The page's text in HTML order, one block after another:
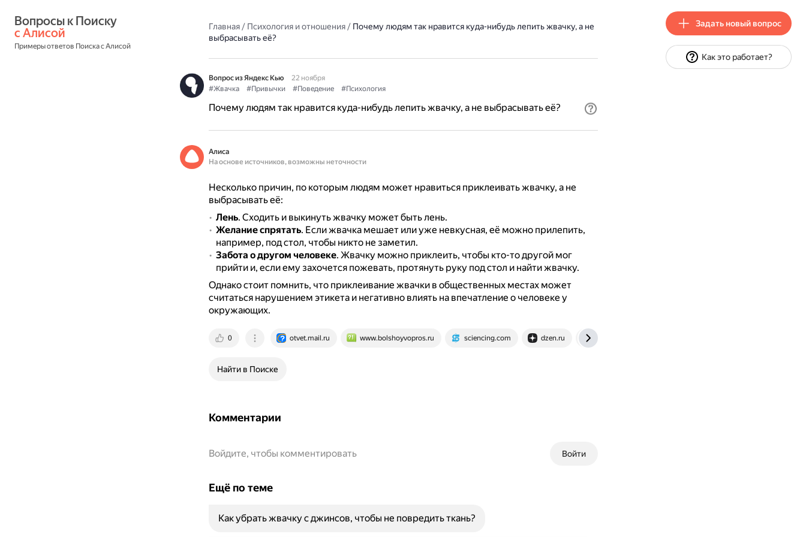
с Алисой
Примеры ответов Поиска с Алисой
Главная/ Психология и отношения/ Почему людям так нравится куда-нибудь лепить жвачку, а не
выбрасывать её?
Вопрос из Яндекс Кью
22 ноября
#Жвачка
#Привычки #Поведение #Психология
Почему людям так нравится куда-нибудь лепить жвачку, а не выбрасывать её?
Алиса
На основе источников, возможны неточности
Несколько причин, по которым людям может нравиться приклеивать жвачку, а не
выбрасывать её:
Лень. Сходить и выкинуть жвачку может быть лень.
Желание спрятать. Если жвачка мешает или уже невкусная, её можно прилепить,
например, под стол, чтобы никто не заметил.
Забота о другом человеке. Жвачку можно приклеить, чтобы кто-то другой мог
прийти и, если ему захочется пожевать, протянуть руку под стол и найти жвачку.
Однако стоит помнить, что приклеивание жвачки в общественных местах может
считаться нарушением этикета и негативно влиять на впечатление о человеке у
окружающих.
0 otvet.mail.ru www.bolshoyvopros.ru sciencing.com dzen.ru
Найти в Поиске
Комментарии
Войти
Войдите, чтобы комментировать
Ещё по теме
Как убрать жвачку с джинсов, чтобы не повредить ткань?
Задать новый вопрос
Как это работает?